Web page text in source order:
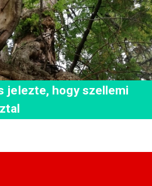
jelezte, hogy szellemi